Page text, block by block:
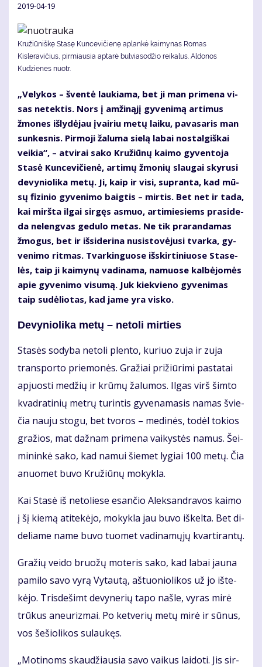
2019-04-19
Kružiūniškę Stasę Kuncevičienę aplankė kaimynas Romas
Kisleravičius, pirmiausia aptarė bulviasodžio reikalus. Aldonos
Kudzienes nuotr.
„Ve­ly­kos – šven­tė lau­kia­ma, bet ji man pri­me­na vi­
sas ne­tek­tis. Nors į am­ži­ną­jį gy­ve­ni­mą ar­ti­mus
žmo­nes iš­ly­dė­jau įvai­riu me­tų lai­ku, pa­va­sa­ris man
sun­kes­nis. Pir­mo­ji ža­lu­ma sie­lą la­bai nos­tal­giš­kai
vei­kia“, – at­vi­rai sa­ko Kru­žiū­nų kai­mo gy­ven­to­ja
Sta­sė Kun­ce­vi­čie­nė, ar­ti­mų žmo­nių slau­gai sky­ru­si
de­vy­nio­li­ka me­tų. Ji, kaip ir vi­si, su­pran­ta, kad mū­
sų fi­zi­nio gy­ve­ni­mo baig­tis – mir­tis. Bet net ir ta­da,
kai mirš­ta il­gai sir­gęs as­muo, ar­ti­mie­siems pra­si­de­
da ne­leng­vas ge­du­lo me­tas. Ne tik pra­ran­da­mas
žmo­gus, bet ir iš­si­de­ri­na nu­si­sto­vė­ju­si tvar­ka, gy­
ve­ni­mo rit­mas. Tvar­kin­guo­se iš­skir­ti­niuo­se Sta­se­
lės, taip ji kai­my­nų va­di­na­ma, na­muo­se kal­bė­jo­mės
apie gy­ve­ni­mo vi­su­mą. Juk kiek­vie­no gy­ve­ni­mas
taip su­dė­lio­tas, kad ja­me yra vis­ko.
De­vy­nio­li­ka me­tų – ne­to­li mir­ties
Sta­sės so­dy­ba ne­to­li plen­to, ku­riuo zu­ja ir zu­ja
trans­por­to prie­mo­nės. Gra­žiai pri­žiū­ri­mi pa­sta­tai
ap­juos­ti me­džių ir krū­mų ža­lu­mos. Il­gas virš šim­to
kvad­ra­ti­nių met­rų tu­rin­tis gy­ve­na­ma­sis na­mas švie­
čia nau­ju sto­gu, bet tvo­ros – me­di­nės, to­dėl to­kios
gra­žios, mat daž­nam pri­me­na vai­kys­tės na­mus. Šei­
mi­nin­kė sa­ko, kad na­mui šie­met ly­giai 100 me­tų. Čia
anuo­met bu­vo Kru­žiū­nų mo­kyk­la.
Kai Sta­sė iš ne­to­lie­se esan­čio Alek­san­dra­vos kai­mo
į šį kie­mą ati­te­kė­jo, mo­kyk­la jau bu­vo iš­kel­ta. Bet di­
de­lia­me na­me bu­vo tuo­met va­di­na­mų­jų kvar­ti­ran­tų.
Gra­žių vei­do bruo­žų mo­te­ris sa­ko, kad la­bai jau­na
pa­mi­lo sa­vo vy­rą Vy­tau­tą, aš­tuo­nio­li­kos už jo iš­te­
kė­jo. Tris­de­šimt de­vy­ne­rių ta­po naš­le, vy­ras mi­rė
trū­kus aneu­riz­mai. Po ket­ve­rių me­tų mi­rė ir sū­nus,
vos še­šio­li­kos su­lau­kęs.
„Mo­ti­noms skau­džiau­sia sa­vo vai­kus lai­do­ti. Jis sir­